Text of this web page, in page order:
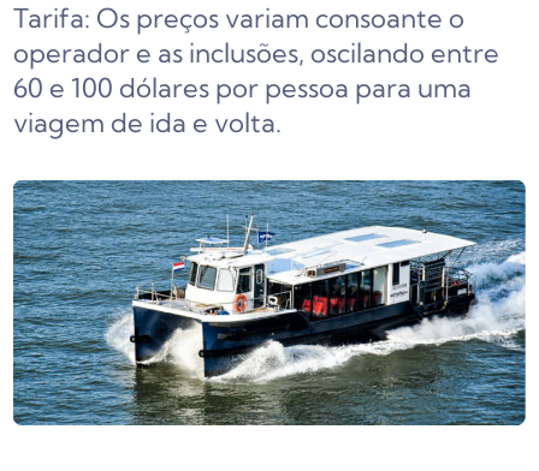
Tarifa: Os preços variam consoante o
operador e as inclusões, oscilando entre
60 e 100 dólares por pessoa para uma
viagem de ida e volta.